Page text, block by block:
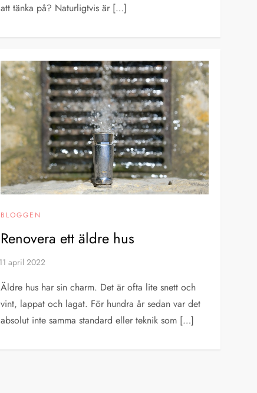
att tänka på? Naturligtvis är […]
BLOGGEN
Renovera ett äldre hus
Äldre hus har sin charm. Det är ofta lite snett och
vint, lappat och lagat. För hundra år sedan var det
absolut inte samma standard eller teknik som […]